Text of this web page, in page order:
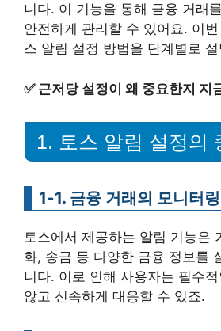
니다. 이 기능을 통해 금융 거래
안전하게 관리할 수 있어요. 이
스 알림 설정 방법을 단계별로
✅ 근저당 설정이 왜 중요한지 지
1. 토스 알림 설정의
1-1. 금융 거래의 모니터링
토스에서 제공하는 알림 기능은
화, 송금 등 다양한 금융 정보를
니다. 이로 인해 사용자는 필수
않고 신속하게 대응할 수 있죠.